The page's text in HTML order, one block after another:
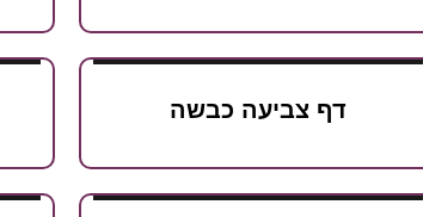
דף צביעה כבשה